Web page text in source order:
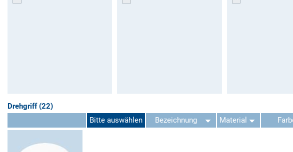
Drehgriff (22)
Bitte auswählen
Bezeichnung Material